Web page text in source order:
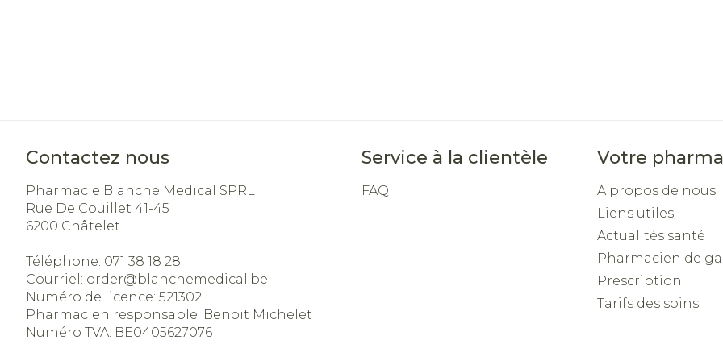
Contactez nous
Pharmacie Blanche Medical SPRL
Rue De Couillet 41-45
6200 Châtelet
Téléphone: 071 38 18 28
Courriel: order@blanchemedical.be
Numéro de licence: 521302
Pharmacien responsable: Benoit Michelet
Numéro TVA: BE0405627076
Service à la clientèle
FAQ
Votre
A propos de nous
Liens utiles
Actualités santé
Pharmacien de
Prescription
Tarifs des soins